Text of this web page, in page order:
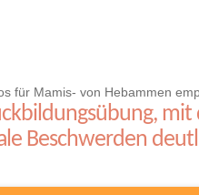
für Mamis- von Hebammen
Beschwerden